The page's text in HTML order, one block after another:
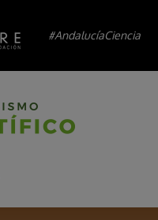
#AndalucíaCiencia